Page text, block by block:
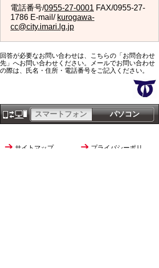
電話番号/0955-27-0001 FAX/0955-27-
1786 E-mail/ kurogawa-
cc@city.imari.lg.jp
回答が必要なお問い合わせは、こちらの「お問合わせ
先」へお問い合わせください。メールでお問い合わせ
の際は、氏名・住所・電話番号をご記入ください。
パソコン
スマートフォン
サイトマップ
プライバシーポリ